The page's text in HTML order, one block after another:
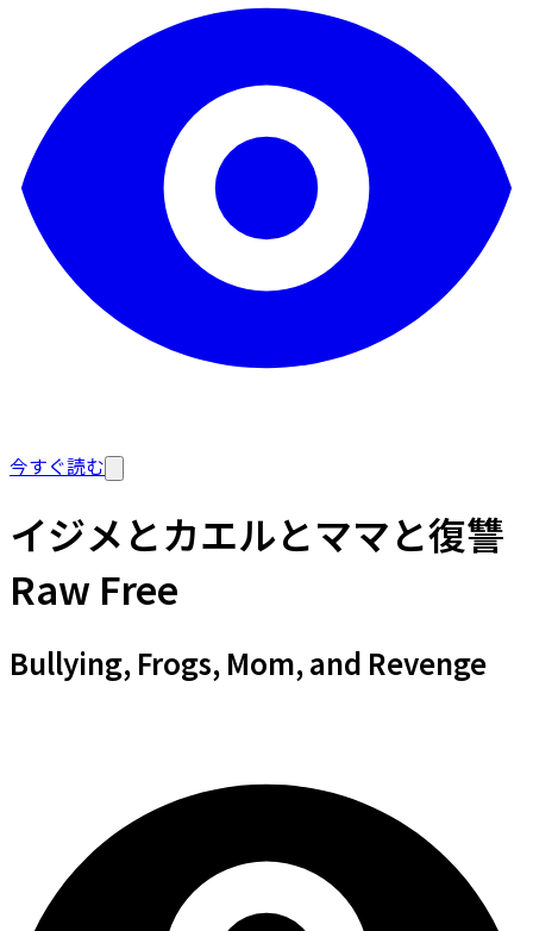
今すぐ読む
イジメとカエルとママと復讐
Raw Free
Bullying, Frogs, Mom, and Revenge